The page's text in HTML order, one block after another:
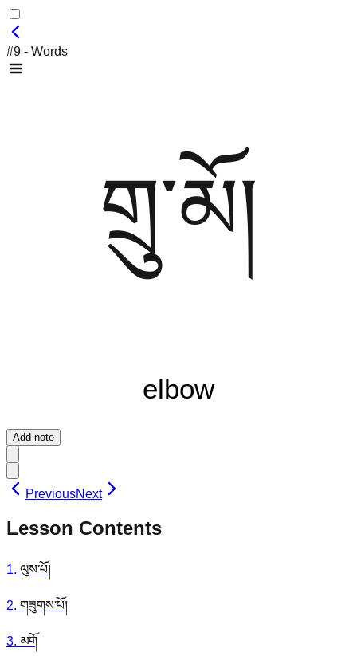
#9 - Words
གྲུ་མོ།
elbow
Add note
PreviousNext
Lesson Contents
1. ལུས་པོ།
2. གཟུགས་པོ།
3. མགོ